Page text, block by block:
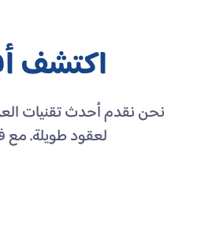
اكتشف
نحن نقدم أحدث تقنيات
لعقود طويلة. مع